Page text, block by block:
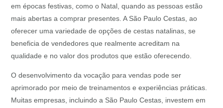
em épocas festivas, como o Natal, quando as pessoas estão
mais abertas a comprar presentes. A São Paulo Cestas, ao
oferecer uma variedade de opções de cestas natalinas, se
beneficia de vendedores que realmente acreditam na
qualidade e no valor dos produtos que estão oferecendo.
O desenvolvimento da vocação para vendas pode ser
aprimorado por meio de treinamentos e experiências práticas.
Muitas empresas, incluindo a São Paulo Cestas, investem em